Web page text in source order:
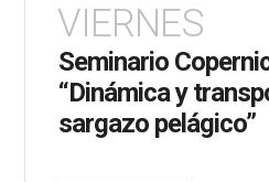
VIERNES
Seminario
“Dinámica y
sargazo pelágico”